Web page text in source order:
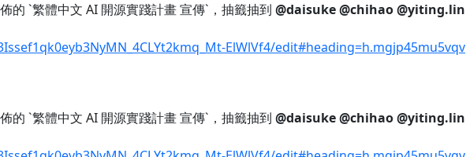
的 `繁體中文 AI 開源實踐計畫 宣傳`，抽籤抽到 @daisuke@chihao@yiting.lin
ElWlVf4/edit#heading=h.mgjp45mu5vqv
的 `繁體中文 AI 開源實踐計畫 宣傳`，抽籤抽到 @daisuke@chihao@yiting.lin